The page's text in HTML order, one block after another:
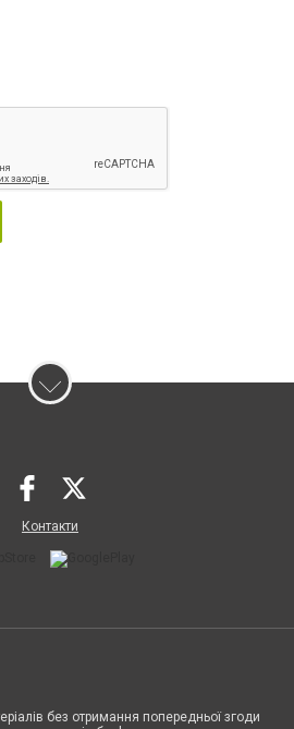
Контакти
без отримання попередньої згоди